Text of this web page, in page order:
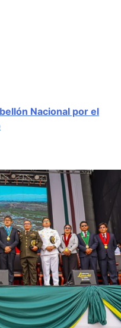
Nacional por el